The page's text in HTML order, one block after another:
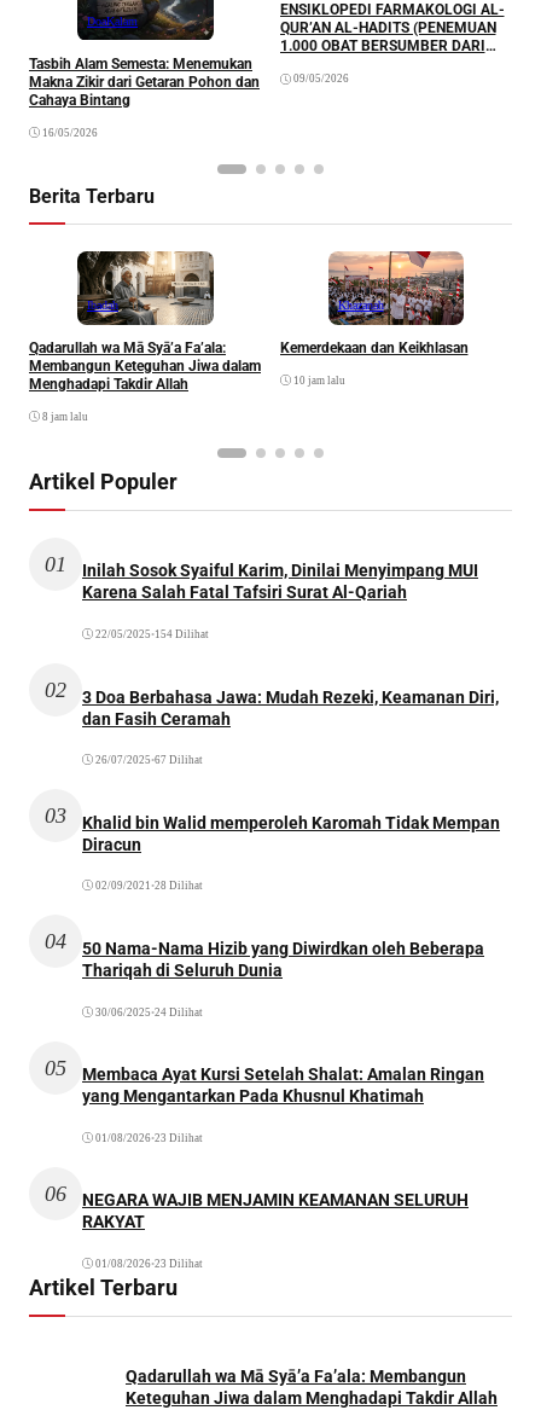
DoaKalam
Tasbih Alam Semesta: Menemukan
Makna Zikir dari Getaran Pohon dan
Cahaya Bintang
16/05/2026
ENSIKLOPEDI FARMAKOLOGI AL-
QUR’AN AL-HADITS (PENEMUAN
1.000 OBAT BERSUMBER DARI
09/05/2026
Berita Terbaru
Ibadah
Qadarullah wa Mā Syā’a Fa’ala:
Membangun Keteguhan Jiwa dalam
Menghadapi Takdir Allah
8 jam lalu
Khazanah
Kemerdekaan dan Keikhlasan
10 jam lalu
Artikel Populer
01
Inilah Sosok Syaiful Karim, Dinilai Menyimpang MUI
Karena Salah Fatal Tafsiri Surat Al-Qariah
22/05/2025 •154 Dilihat
02
3 Doa Berbahasa Jawa: Mudah Rezeki, Keamanan Diri,
dan Fasih Ceramah
26/07/2025 •67 Dilihat
03
Khalid bin Walid memperoleh Karomah Tidak Mempan
Diracun
02/09/2021 •28 Dilihat
04
50 Nama-Nama Hizib yang Diwirdkan oleh Beberapa
Thariqah di Seluruh Dunia
30/06/2025 •24 Dilihat
05
Membaca Ayat Kursi Setelah Shalat: Amalan Ringan
yang Mengantarkan Pada Khusnul Khatimah
01/08/2026•23 Dilihat
06
NEGARA WAJIB MENJAMIN KEAMANAN SELURUH
RAKYAT
01/08/2026•23 Dilihat
Artikel Terbaru
Qadarullah wa Mā Syā’a Fa’ala: Membangun
Keteguhan Jiwa dalam Menghadapi Takdir Allah